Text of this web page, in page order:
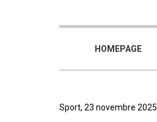
HOMEPAGE
Sport, 23 novembre 2025